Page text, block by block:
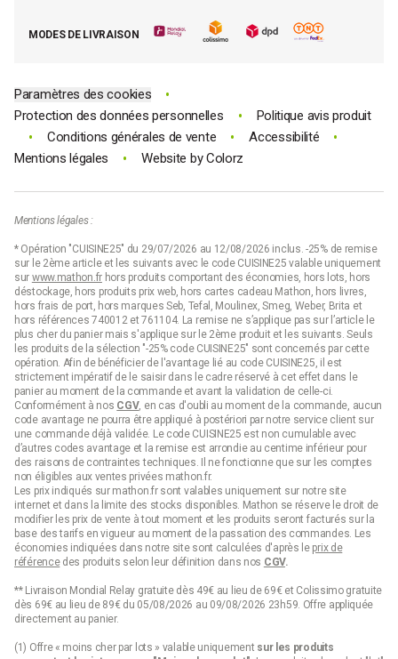
MODES DE LIVRAISON
Paramètres des cookies •
Protection des données personnelles • Politique avis produit
• Conditions générales de vente • Accessibilité •
Mentions légales • Website byColorz
Mentions légales :
* Opération "CUISINE25" du 29/07/2026 au 12/08/2026 inclus. -25% de remise
sur le 2ème article et les suivants avec le code CUISINE25 valable uniquement
sur www.mathon.frhors produits comportant des économies, hors lots, hors
déstockage, hors produits prix web, hors cartes cadeau Mathon, hors livres,
hors frais de port, hors marques Seb, Tefal, Moulinex, Smeg, Weber, Brita et
hors références 740012 et 761104. La remise ne s’applique pas sur l’article le
plus cher du panier mais s'applique sur le 2ème produit et les suivants. Seuls
les produits de la sélection "-25% code CUISINE25" sont concernés par cette
opération. Afin de bénéficier de l'avantage lié au code CUISINE25, il est
strictement impératif de le saisir dans le cadre réservé à cet effet dans le
panier au moment de la commande et avant la validation de celle-ci.
Conformément à nos CGV, en cas d'oubli au moment de la commande, aucun
code avantage ne pourra être appliqué à postériori par notre service client sur
une commande déjà validée. Le code CUISINE25 est non cumulable avec
d’autres codes avantage et la remise est arrondie au centime inférieur pour
des raisons de contraintes techniques. Il ne fonctionne que sur les comptes
non éligibles aux ventes privées mathon.fr.
Les prix indiqués sur mathon.fr sont valables uniquement sur notre site
internet et dans la limite des stocks disponibles. Mathon se réserve le droit de
modifier les prix de vente à tout moment et les produits seront facturés sur la
base des tarifs en vigueur au moment de la passation des commandes. Les
économies indiquées dans notre site sont calculées d'après le prix de
référencedes produits selon leur définition dans nos CGV.
** Livraison Mondial Relay gratuite dès 49€ au lieu de 69€ et Colissimo gratuite
dès 69€ au lieu de 89€ du 05/08/2026 au 09/08/2026 23h59. Offre appliquée
directement au panier.
(1) Offre « moins cher par lots » valable uniquement sur les produits